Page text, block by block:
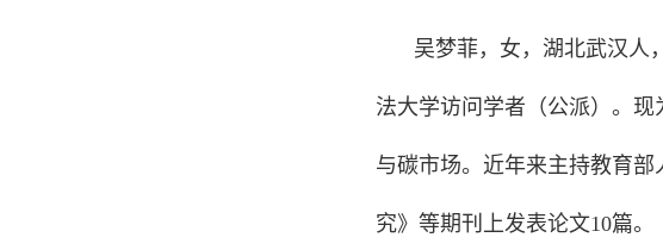
吴梦菲，女，湖北武汉人
法大学访问学者（公派）。
与碳市场。近年来主持教育
究》等期刊上发表论文10篇。